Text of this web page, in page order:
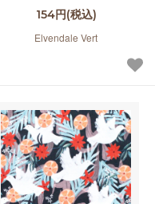
154円(税込)
Elvendale Vert